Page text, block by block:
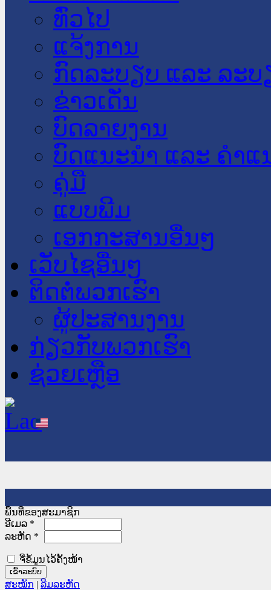
​ທົ່ວ​ໄປ
ແຈ້ງການ
ກົດລະບຽບ ແລະ ລະບ
ຂ່າວເດັ່ນ
ບົດລາຍງານ
ບົດແນະນໍາ ແລະ ຄໍາແ
ຄູ່ມື
ແບບພີມ
ເອກກະສານອື່ນໆ
ເວັບໄຊອື່ນໆ
ຕິດຕໍ່ພວກເຮົາ
ຜູ້ປະສານງານ
ກ່ຽວກັບພວກເຮົາ
ຊ່ວຍເຫຼືອ
ພື້ນທີ່ຂອງສະມາຊິກ
ອີເມລ *
ລະຫັດ *
ຈື່ຂໍ້ມູນໄວ້ຄັ້ງໜ້າ
ສະໝັກ | ລືມລະຫັດ